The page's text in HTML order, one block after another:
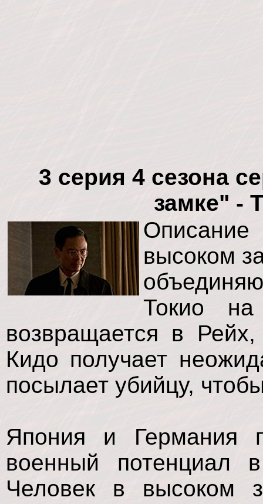
3 серия 4 сезона
замке" -
Описание
высоком
Токио
возвращается в
Кидо получает
посылает убийцу,
Япония и Германия
военный потенциал
Человек в высоком